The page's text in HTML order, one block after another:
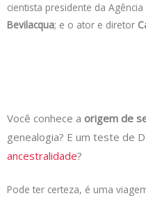
cientista presidente da
Bevilacqua; e o ator e diretor
Você conhece a origem de
genealogia? E um teste de
ancestralidade?
Pode ter certeza, é uma